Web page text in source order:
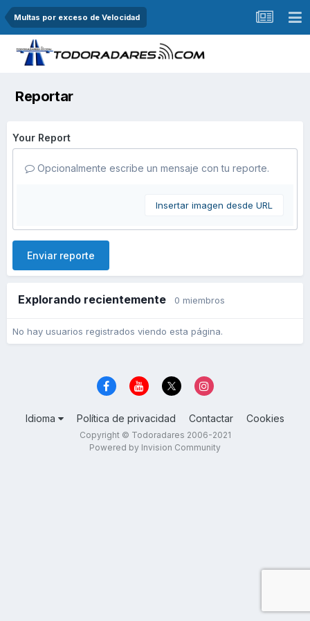
Multas por exceso de Velocidad
Reportar
Your Report
Opcionalmente escribe un mensaje con tu reporte.
Insertar imagen desde URL
Enviar reporte
Explorando recientemente 0 miembros
No hay usuarios registrados viendo esta página.
Idioma Política de privacidad Contactar Cookies
Copyright © Todoradares 2006-2021
Powered by Invision Community